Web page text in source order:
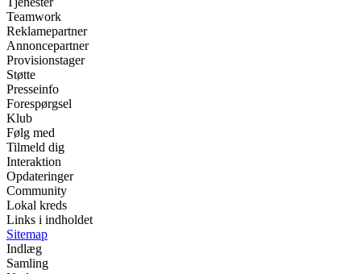
Teamwork
Reklamepartner
Annoncepartner
Provisionstager
Støtte
Presseinfo
Forespørgsel
Klub
Følg med
Tilmeld dig
Interaktion
Opdateringer
Community
Lokal kreds
Links i indholdet
Sitemap
Indlæg
Samling